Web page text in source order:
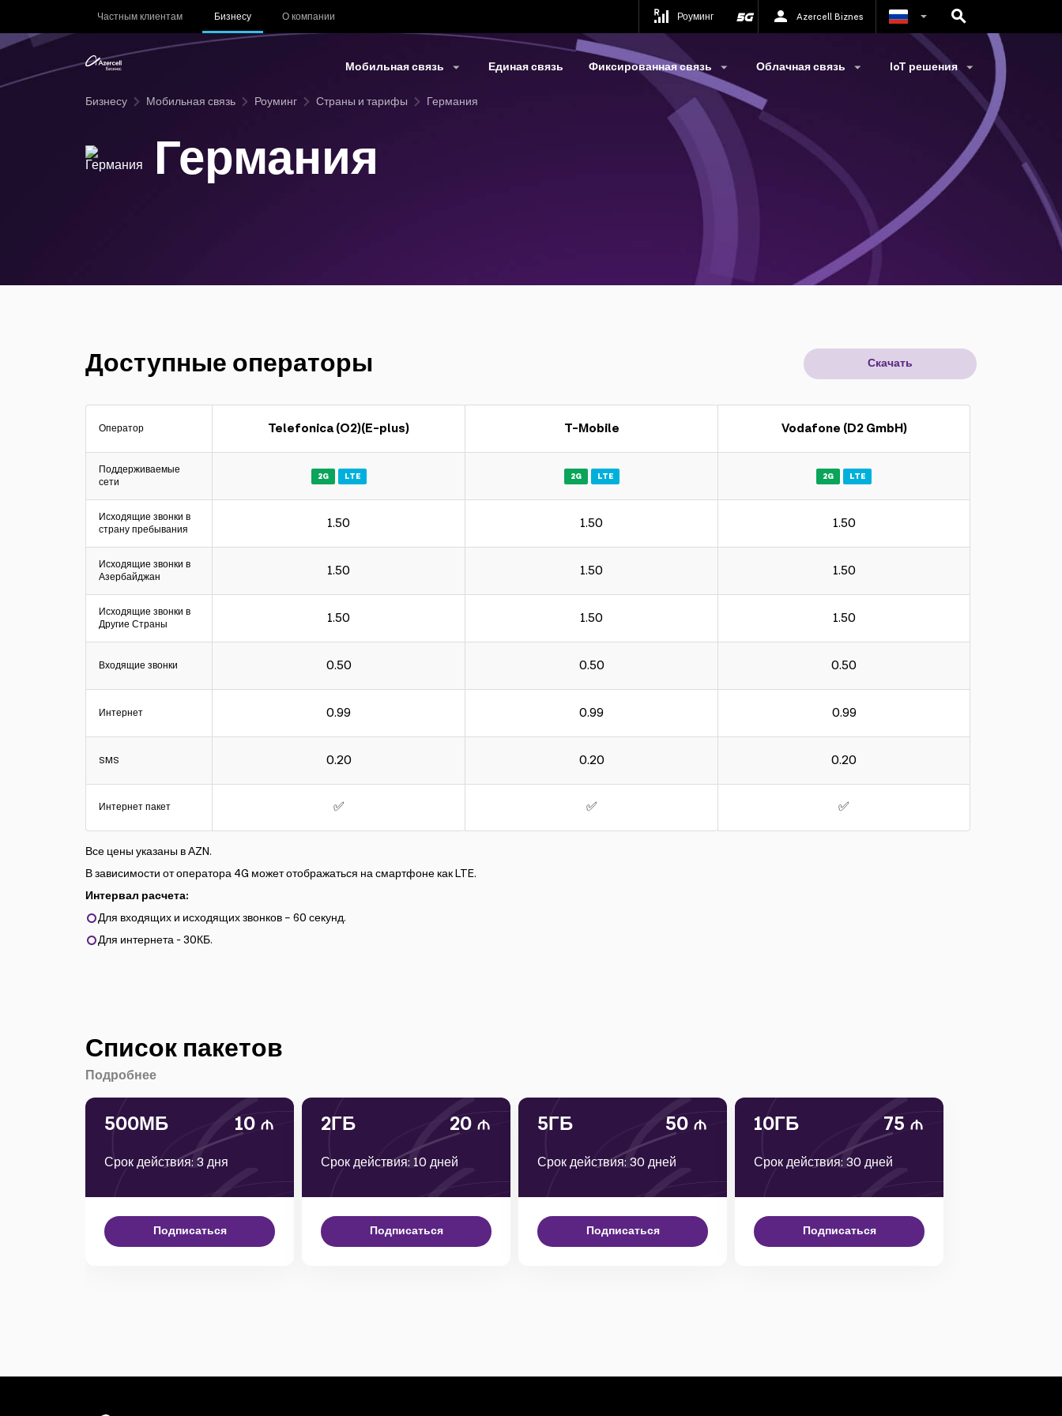
Частным клиентам Бизнесу О компании Роуминг Azercell Biznes
Мобильная связь Единая связь Фиксированная связь Облачная связь IoT решения
Бизнесу Мобильная связь Роуминг Страны и тарифы Германия
Германия
Доступные операторы Скачать
Оператор
Поддерживаемые
сети
Исходящие звонки в
страну пребывания
Исходящие звонки в
Азербайджан
Исходящие звонки в
Другие Страны
Входящие звонки
Интернет
SMS
Интернет пакет
Telefonica (O2)(E-plus)
2G LTE
1.50
1.50
1.50
0.50
0.99
0.20
✅
T-Mobile
2G LTE
1.50
1.50
1.50
0.50
0.99
0.20
✅
Vodafone (D2 GmbH)
2G LTE
1.50
1.50
1.50
0.50
0.99
0.20
✅
Все цены указаны в АZN.
В зависимости от оператора 4G может отображаться на смартфоне как LTE.
Интервал расчета:
Для входящих и исходящих звонков – 60 секунд.
Для интернета - 30КБ.
Список пакетов
Подробнее
500МБ 10
Срок действия: 3 дня
Подписаться
2ГБ 20
Срок действия: 10 дней
Подписаться
5ГБ 50
Срок действия: 30 дней
Подписаться
10ГБ 75
Срок действия: 30 дней
Подписаться